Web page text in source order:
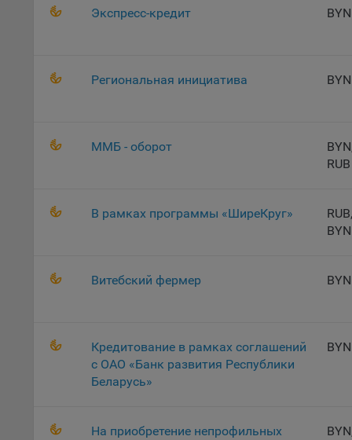
16.
Экспресс-кредит BYN
Региональная инициатива BYN
ММБ - оборот
RUB
В рамках программы «ШиреКруг»
RUB,
BYN
Витебский фермер BYN
Кредитование в рамках соглашений
с ОАО «Банк развития Республики
Беларусь»
BYN
На приобретение непрофильных